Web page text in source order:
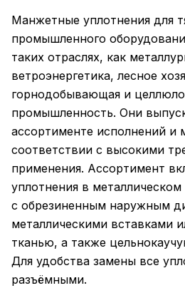
Манжетные уплотнения для
промышленного
таких отраслях, как
ветроэнергетика, лесное
горнодобывающая и
промышленность. Они
ассортименте исполнений и
соответствии с высокими
применения. Ассортимент
уплотнения в
с обрезиненным наружным
металлическими вставками
тканью, а также
Для удобства замены все
разъёмными.